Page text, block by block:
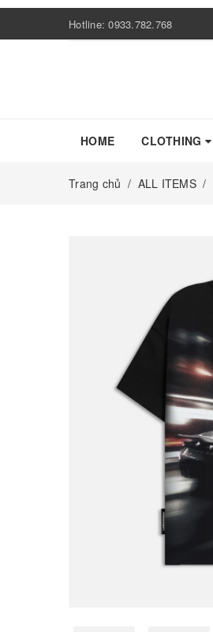
Hotline:0933.782.768
HOME CLOTHING
Trang chủ / ALL ITEMS /